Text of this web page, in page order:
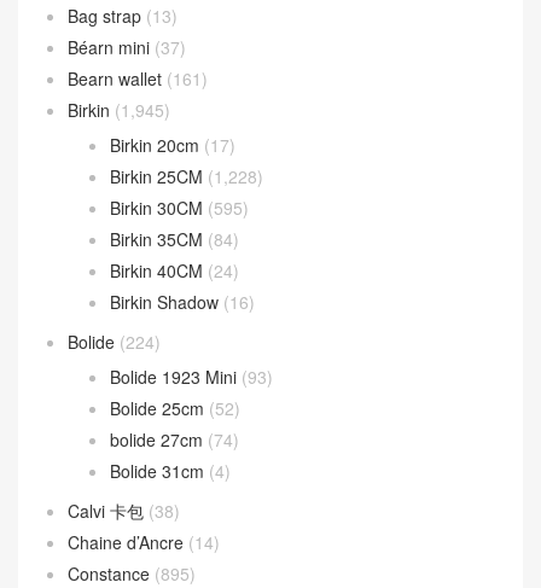
Bag strap (13)
Béarn mini (37)
Bearn wallet (161)
Birkin (1,945)
Birkin 20cm (17)
Birkin 25CM (1,228)
Birkin 30CM (595)
Birkin 35CM (84)
Birkin 40CM (24)
Birkin Shadow (16)
Bolide (224)
Bolide 1923 Mini (93)
Bolide 25cm (52)
bolide 27cm (74)
Bolide 31cm (4)
Calvi 卡包 (38)
Chaine d’Ancre (14)
Constance (895)